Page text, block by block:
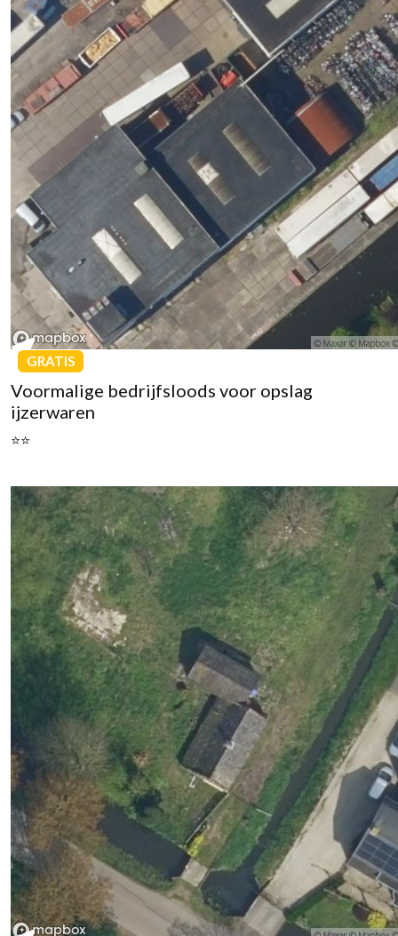
GRATIS
Voormalige bedrijfsloods voor opslag
ijzerwaren
⭐⭐